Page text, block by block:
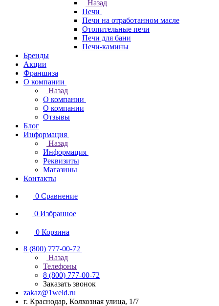
Назад
Печи
Печи на отработанном масле
Отопительные печи
Печи для бани
Печи-камины
Бренды
Акции
Франшиза
О компании
Назад
О компании
О компании
Отзывы
Блог
Информация
Назад
Информация
Реквизиты
Магазины
Контакты
0 Сравнение
0 Избранное
0 Корзина
8 (800) 777-00-72
Назад
Телефоны
8 (800) 777-00-72
Заказать звонок
zakaz@1weld.ru
г. Краснодар, Колхозная улица, 1/7